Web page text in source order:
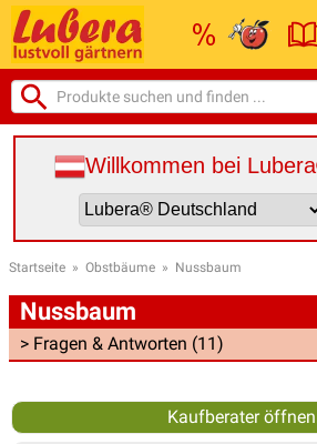
Willkommen bei
Startseite » Obstbäume » Nussbaum
Nussbaum
> Fragen & Antworten (11)
Kaufberater